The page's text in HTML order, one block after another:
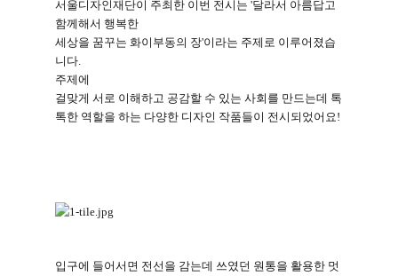
서울디자인재단이 주최한 이번 전시는 '달라서 아름답고
함께해서 행복한
세상을 꿈꾸는 화이부동의 장'이라는 주제로 이루어졌습
니다.
주제에
걸맞게 서로 이해하고 공감할 수 있는 사회를 만드는데 톡
톡한 역할을 하는 다양한 디자인 작품들이 전시되었어요!
입구에 들어서면 전선을 감는데 쓰였던 원통을 활용한 멋